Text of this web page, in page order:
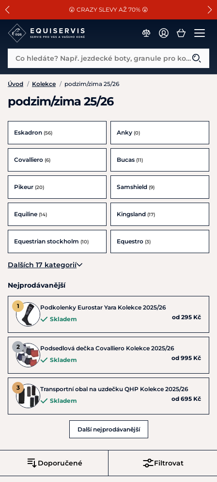
SLEVA 13% na vše od Cassini!
😮 CRAZY SLEVY AŽ 70% 😮
📐Pasování a doplňky k vybraným sedlům ZDARMA 🐴
Co hledáte? Např. jezdecké boty, granule pro koně...
Úvod / Kolekce / podzim/zima 25/26
podzim/zima 25/26
Eskadron (56) Anky (0)
Covalliero (6) Bucas (11)
Pikeur (20) Samshield (9)
Equiline (14) Kingsland (17)
Equestrian stockholm (10) Equestro (3)
Dalších 17 kategorií
Nejprodávanější
Podkolenky Eurostar Yara Kolekce 2025/26
Skladem
od 295 Kč
Podsedlová dečka Covalliero Kolekce 2025/26
Skladem
od 995 Kč
Transportní obal na uzdečku QHP Kolekce 2025/26
Skladem
od 695 Kč
Další nejprodávanější
Filtrovat
Doporučené